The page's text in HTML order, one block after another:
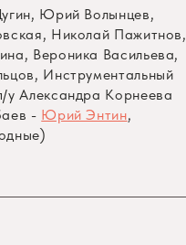
Юрий Волынцев,
Николай Пажитнов,
Вероника Васильева,
Инструментальный
у Александра Корнеева
- Юрий Энтин,